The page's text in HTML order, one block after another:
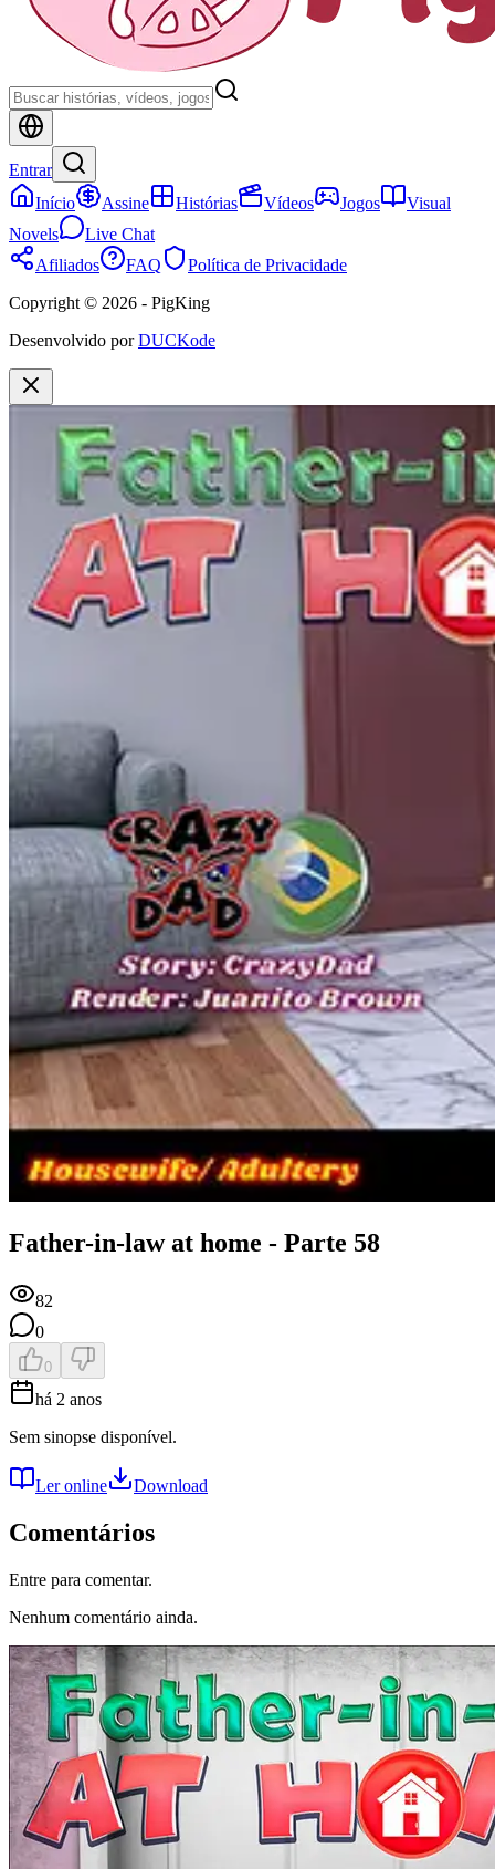
Entrar
Início
Assine Histórias Vídeos Jogos
Visual
Novels
Live Chat
Afiliados
FAQ
Política de Privacidade
Copyright © 2026 - PigKing
Desenvolvido por DUCKode
Father-in-law at home - Parte 58
82
0
0
há 2 anos
Sem sinopse disponível.
Ler online Download
Comentários
Entre para comentar.
Nenhum comentário ainda.